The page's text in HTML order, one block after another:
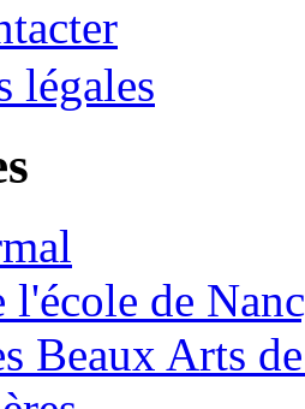
légales
l'école de
Beaux Arts